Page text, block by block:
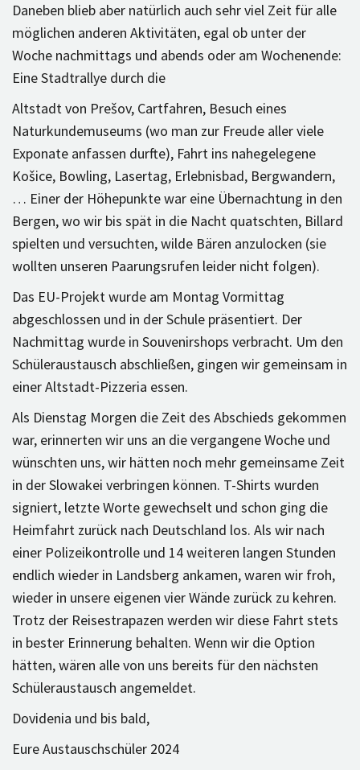
Daneben blieb aber natürlich auch sehr viel Zeit für alle
möglichen anderen Aktivitäten, egal ob unter der
Woche nachmittags und abends oder am Wochenende:
Eine Stadtrallye durch die
Altstadt von Prešov, Cartfahren, Besuch eines
Naturkundemuseums (wo man zur Freude aller viele
Exponate anfassen durfte), Fahrt ins nahegelegene
Košice, Bowling, Lasertag, Erlebnisbad, Bergwandern,
… Einer der Höhepunkte war eine Übernachtung in den
Bergen, wo wir bis spät in die Nacht quatschten, Billard
spielten und versuchten, wilde Bären anzulocken (sie
wollten unseren Paarungsrufen leider nicht folgen).
Das EU-Projekt wurde am Montag Vormittag
abgeschlossen und in der Schule präsentiert. Der
Nachmittag wurde in Souvenirshops verbracht. Um den
Schüleraustausch abschließen, gingen wir gemeinsam in
einer Altstadt-Pizzeria essen.
Als Dienstag Morgen die Zeit des Abschieds gekommen
war, erinnerten wir uns an die vergangene Woche und
wünschten uns, wir hätten noch mehr gemeinsame Zeit
in der Slowakei verbringen können. T-Shirts wurden
signiert, letzte Worte gewechselt und schon ging die
Heimfahrt zurück nach Deutschland los. Als wir nach
einer Polizeikontrolle und 14 weiteren langen Stunden
endlich wieder in Landsberg ankamen, waren wir froh,
wieder in unsere eigenen vier Wände zurück zu kehren.
Trotz der Reisestrapazen werden wir diese Fahrt stets
in bester Erinnerung behalten. Wenn wir die Option
hätten, wären alle von uns bereits für den nächsten
Schüleraustausch angemeldet.
Dovidenia und bis bald,
Eure Austauschschüler 2024